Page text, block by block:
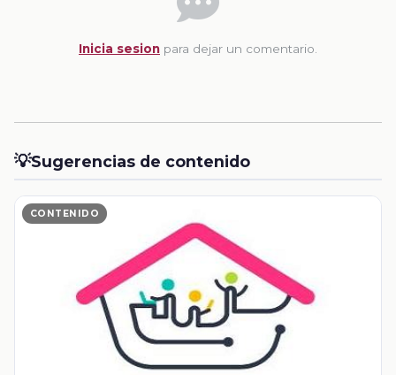
Inicia sesion para dejar un comentario.
💡Sugerencias de contenido
CONTENIDO